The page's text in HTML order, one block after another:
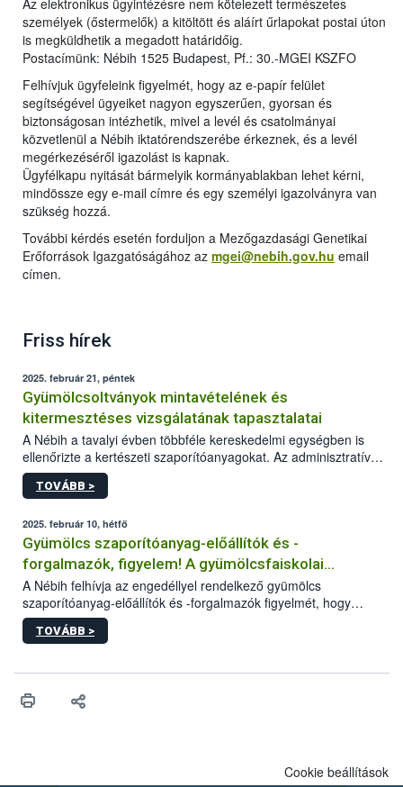
Az elektronikus ügyintézésre nem kötelezett természetes
személyek (őstermelők) a kitöltött és aláírt űrlapokat postai úton
is megküldhetik a megadott határidőig.
Postacímünk: Nébih 1525 Budapest, Pf.: 30.-MGEI KSZFO
Felhívjuk ügyfeleink figyelmét, hogy az e-papír felület
segítségével ügyeiket nagyon egyszerűen, gyorsan és
biztonságosan intézhetik, mivel a levél és csatolmányai
közvetlenül a Nébih iktatórendszerébe érkeznek, és a levél
megérkezéséről igazolást is kapnak.
Ügyfélkapu nyitását bármelyik kormányablakban lehet kérni,
mindössze egy e-mail címre és egy személyi igazolványra van
szükség hozzá.
További kérdés esetén forduljon a Mezőgazdasági Genetikai
Erőforrások Igazgatóságához az mgei@nebih.gov.hu email
címen.
Friss hírek
2025. február 21, péntek
Gyümölcsoltványok mintavételének és
kitermesztéses vizsgálatának tapasztalatai
A Nébih a tavalyi évben többféle kereskedelmi egységben is
ellenőrizte a kertészeti szaporítóanyagokat. Az adminisztratív
szempontú ellenőrzések (származás, jelölés, minőség) mellett a
szakemberek nevelés során is vizsgálták a
célja a szabadföldbe kiültetett oltványok fejlődéséről és
minőségéről való információszerzés volt.
TOVÁBB >
2025. február 10, hétfő
Gyümölcs szaporítóanyag-előállítók és -
forgalmazók, figyelem! A gyümölcsfaiskolai
szemlebejelentő beküldésének határideje: február
28.
A Nébih felhívja az engedéllyel rendelkező gyümölcs
szaporítóanyag-előállítók és -forgalmazók figyelmét, hogy
tevékenységüket (évente) február 28-ig szükséges
bejelenteniük a hivatal honlapján elérhető szemlebejelentő
a beküldést, a természetes személyek választhatják a postait
is ajánlott az űrlapok elektronikus benyújtása.
TOVÁBB >
Cookie beállítások